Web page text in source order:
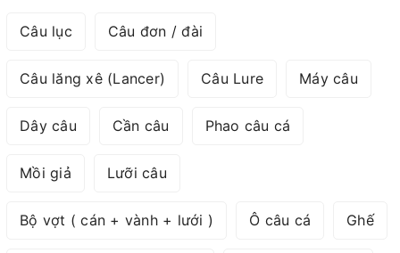
Câu lục Câu đơn / đài
Câu lăng xê (Lancer) Câu Lure Máy câu
Dây câu Cần câu Phao câu cá
Mồi giả Lưỡi câu
Bộ vợt ( cán + vành + lưới ) Ô câu cá Ghế